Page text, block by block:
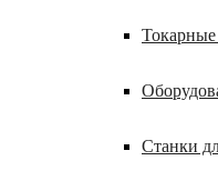
Токарные
Станки